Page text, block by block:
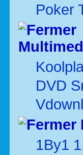
Poker
DVD
1By1